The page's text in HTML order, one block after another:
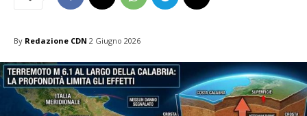
By Redazione CDN 2 Giugno 2026